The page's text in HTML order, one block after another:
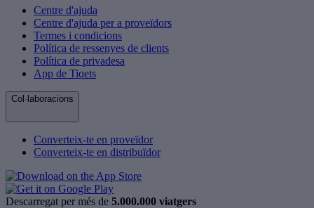
Centre d'ajuda
Centre d'ajuda per a proveïdors
Termes i condicions
Política de ressenyes de clients
Política de privadesa
App de Tiqets
Col·laboracions
Converteix-te en proveïdor
Converteix-te en distribuïdor
Descarregat per més de 5.000.000 viatgers